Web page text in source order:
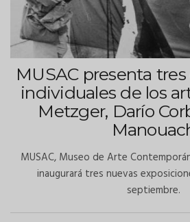
MUSAC presenta
individuales de los
Metzger, Darío
MUSAC, Museo de Arte
inaugurará tres nuevas
septiembre.